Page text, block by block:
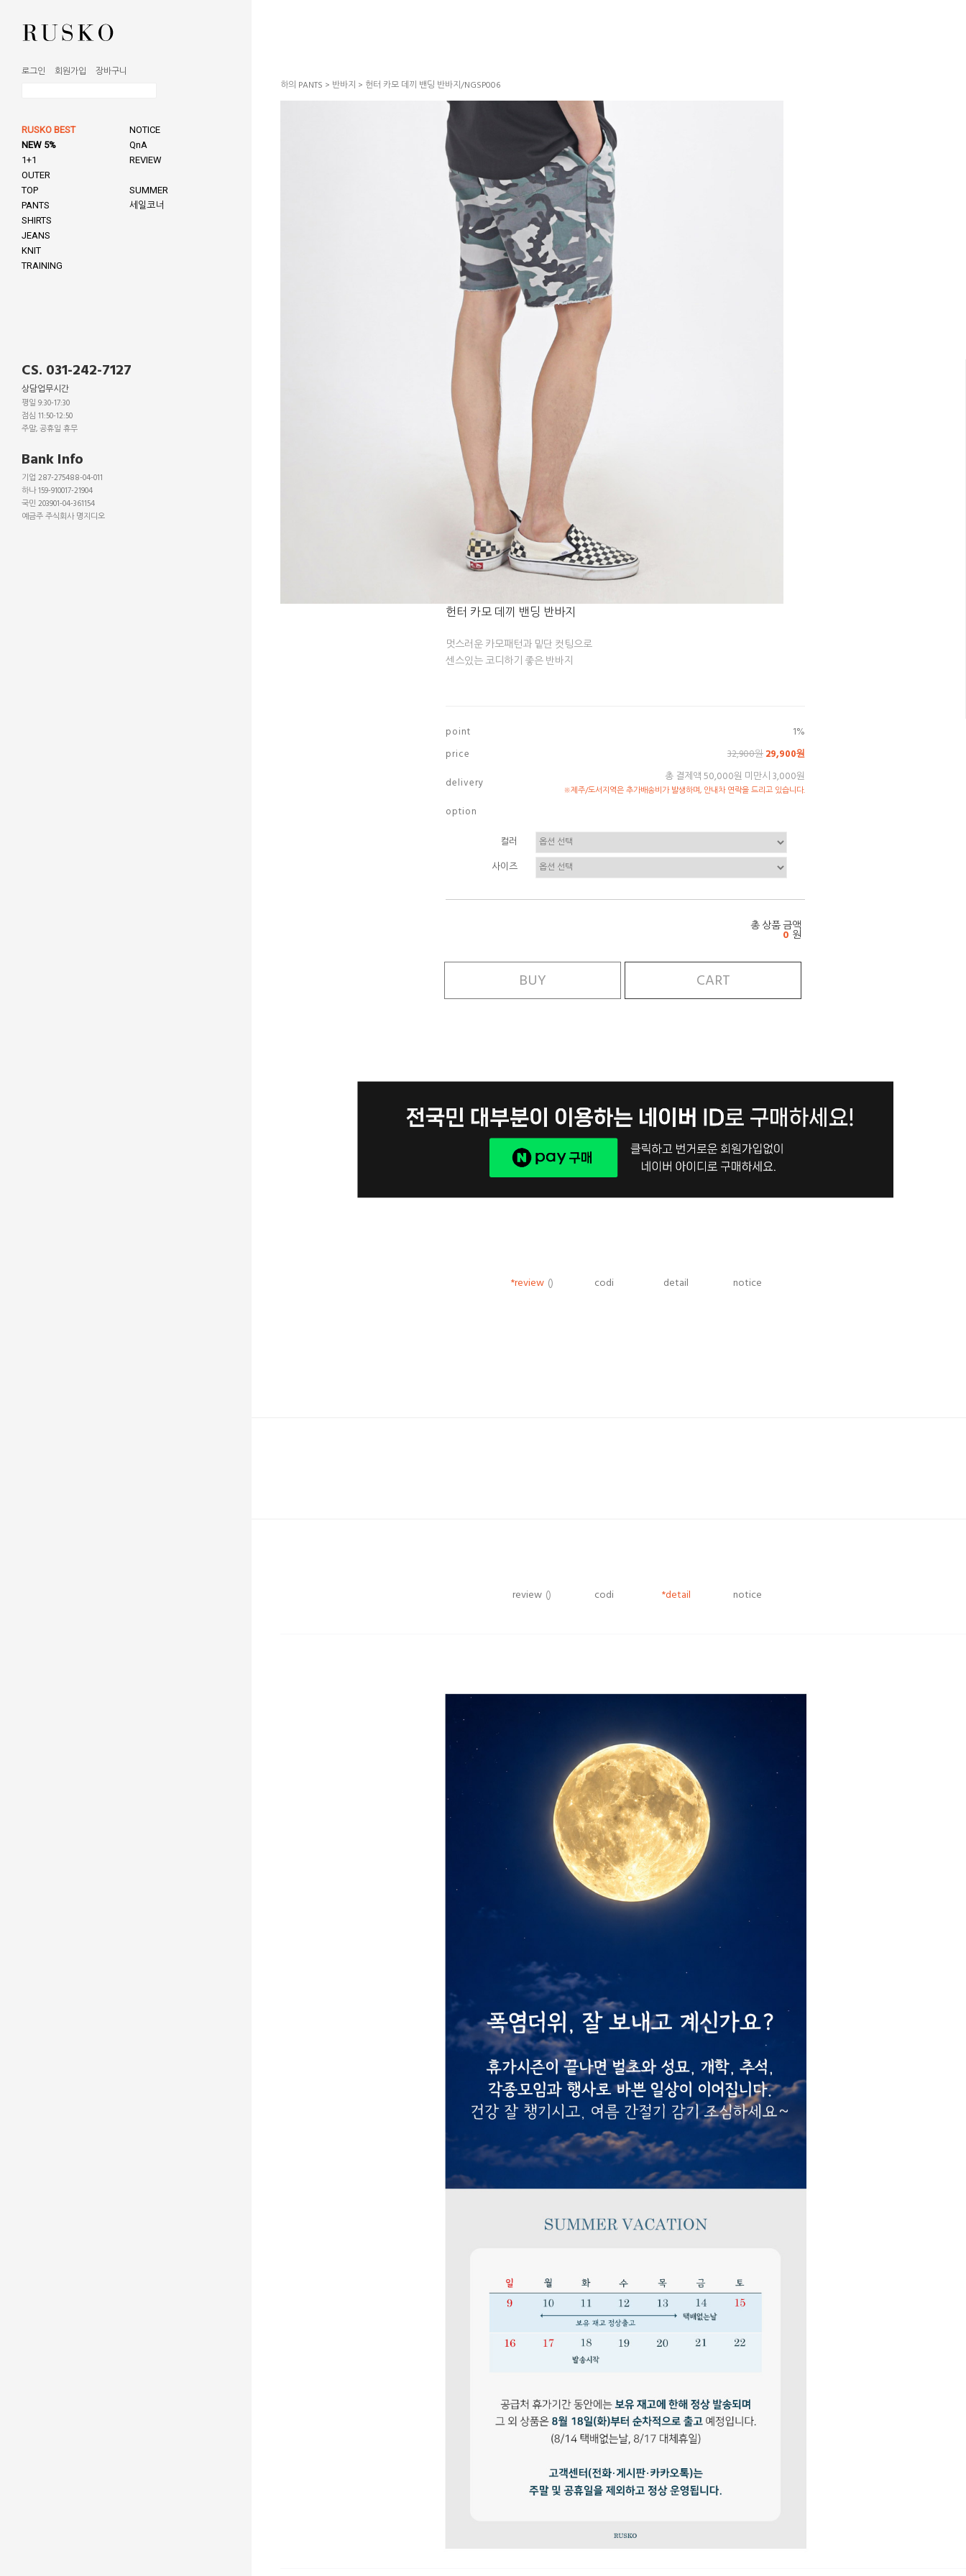
로그인 회원가입 장바구니
RUSKO BEST
NEW 5%
1+1
OUTER
TOP
PANTS
SHIRTS
JEANS
KNIT
TRAINING
NOTICE
QnA
REVIEW
SUMMER
세일코너
CS. 031-242-7127
상담업무시간
평일 9:30-17:30
점심 11:50-12:50
주말, 공휴일 휴무
Bank Info
기업 287-275488-04-011
하나 159-910017-21904
국민 203901-04-361154
예금주 주식회사 명지디오
하의 PANTS > 반바지 > 헌터 카모 데끼 밴딩 반바지/NGSP006
헌터 카모 데끼 밴딩 반바지
멋스러운 카모패턴과 밑단 컷팅으로
센스있는 코디하기 좋은 반바지
p o i n t
1%
p r i c e
32,900원29,900원
d e l i v e r y
총 결제액 50,000원 미만시 3,000원
※제주/도서지역은 추가배송비가 발생하며, 안내차 연락을 드리고 있습니다.
o p t i o n
컬러
사이즈
총 상품 금액
0 원
BUY CART
*review () codi detail notice
review () codi *detail notice